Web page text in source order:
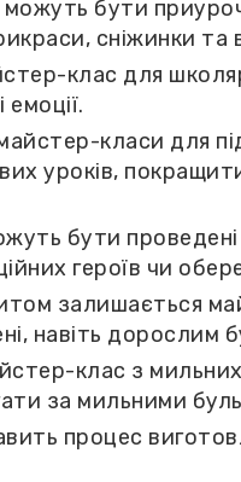
бути
сніжинки та
клас для
класи для
уроків,
бути проведені
героїв чи
залишається
навіть дорослим
клас з
за мильними
процес